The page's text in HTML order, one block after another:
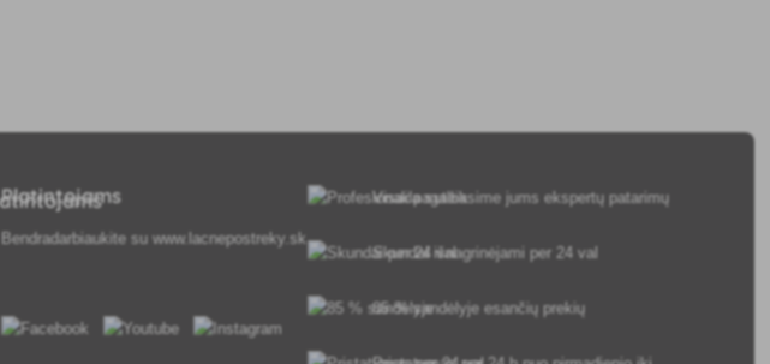
Platintojams
Bendradarbiaukite suwww.lacnepostreky.sk
Visada suteiksime jums ekspertų patarimų
Skundai išnagrinėjami per 24 val
85 % sandėlyje esančių prekių